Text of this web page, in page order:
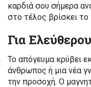
καρδιά σου σήμερα
στο τέλος βρίσκει το
Για
Το απόγευμα κρύβει
άνθρωπος ή μια νέα
την προσοχή. Ο